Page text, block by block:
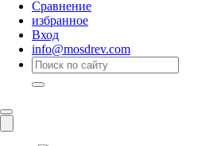
Сравнение
избранное
Вход
info@mosdrev.com